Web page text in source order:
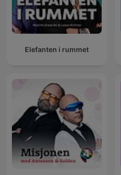
Elefanten i rummet